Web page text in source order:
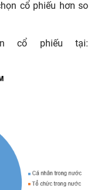
cổ phiếu hơn so
cổ phiếu tại: